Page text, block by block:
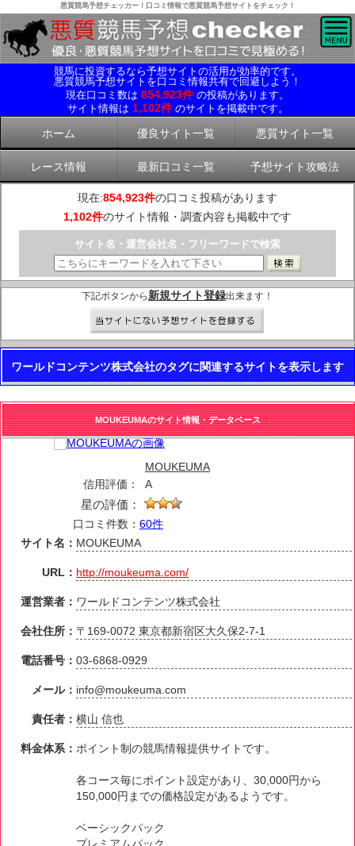
悪質競馬予想チェッカー！口コミ情報で悪質競馬予想サイトをチェック！
競馬に投資するなら予想サイトの活用が効率的です。
悪質競馬予想サイトを口コミ情報共有で回避しよう！
現在口コミ数は 854,923件 の投稿があります。
サイト情報は 1,102件 のサイトを掲載中です。
ホーム 優良サイト一覧 悪質サイト一覧
レース情報 最新口コミ一覧 予想サイト攻略法
現在:854,923件の口コミ投稿があります
1,102件のサイト情報・調査内容も掲載中です
サイト名・運営会社名・フリーワードで検索
下記ボタンから 新規サイト登録出来ます！
ワールドコンテンツ株式会社のタグに関連するサイトを表示します
MOUKEUMAのサイト情報・データベース
MOUKEUMA
信用評価：
A
星の評価：
口コミ件数： 60件
サイト名： MOUKEUMA
URL： http://moukeuma.com/
運営業者： ワールドコンテンツ株式会社
会社住所： 〒169-0072 東京都新宿区大久保2-7-1
電話番号：03-6868-0929
メール： info@moukeuma.com
責任者：横山 信也
料金体系： ポイント制の競馬情報提供サイトです。
各コース毎にポイント設定があり、30,000円から
150,000円までの価格設定があるようです。
ベーシックパック